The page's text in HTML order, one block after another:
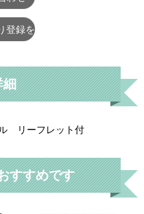
登録をする
リーフレット付
すすめです